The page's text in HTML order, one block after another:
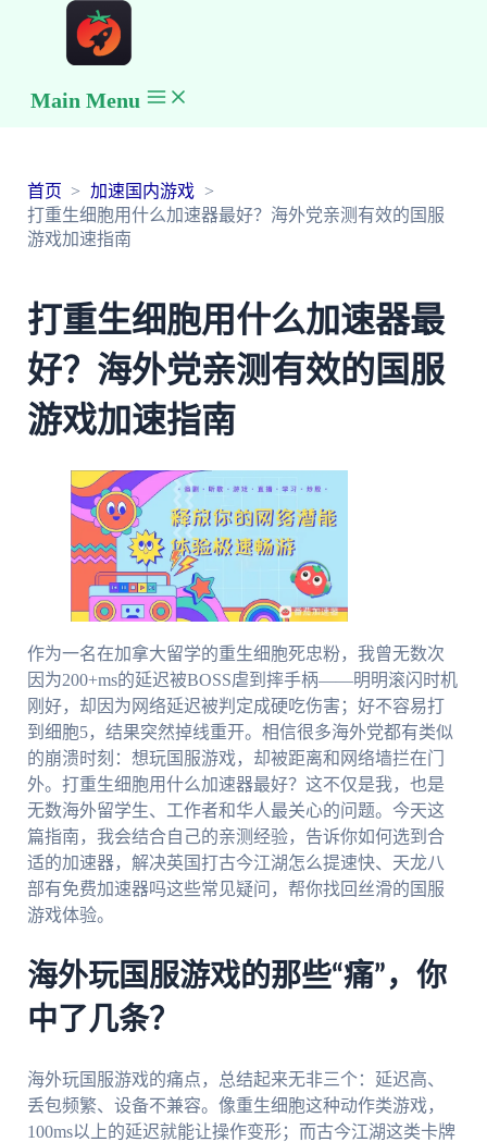
Main Menu
首页
加速国内游戏
打重生细胞用什么加速器最好？海外党亲测有效的国服
游戏加速指南
打重生细胞用什么加速器最
好？海外党亲测有效的国服
游戏加速指南
作为一名在加拿大留学的重生细胞死忠粉，我曾无数次
因为200+ms的延迟被BOSS虐到摔手柄——明明滚闪时机
刚好，却因为网络延迟被判定成硬吃伤害；好不容易打
到细胞5，结果突然掉线重开。相信很多海外党都有类似
的崩溃时刻：想玩国服游戏，却被距离和网络墙拦在门
外。打重生细胞用什么加速器最好？这不仅是我，也是
无数海外留学生、工作者和华人最关心的问题。今天这
篇指南，我会结合自己的亲测经验，告诉你如何选到合
适的加速器，解决英国打古今江湖怎么提速快、天龙八
部有免费加速器吗这些常见疑问，帮你找回丝滑的国服
游戏体验。
海外玩国服游戏的那些“痛”，你
中了几条？
海外玩国服游戏的痛点，总结起来无非三个：延迟高、
丢包频繁、设备不兼容。像重生细胞这种动作类游戏，
100ms以上的延迟就能让操作变形；而古今江湖这类卡牌